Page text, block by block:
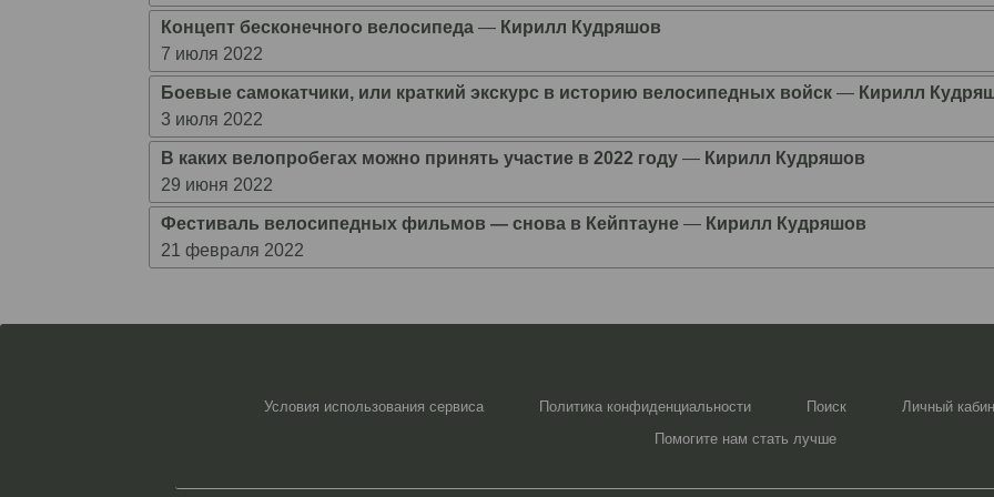
Концепт бесконечного велосипеда ― Кирилл Кудряшов
7 июля 2022
Боевые самокатчики, или краткий экскурс в историю велосипедных войск ― Кирилл
3 июля 2022
В каких велопробегах можно принять участие в 2022 году ― Кирилл Кудряшов
29 июня 2022
Фестиваль велосипедных фильмов ― снова в Кейптауне ― Кирилл Кудряшов
21 февраля 2022
Условия использования сервиса Политика конфиденциальности Поиск Личный
Помогите нам стать лучше